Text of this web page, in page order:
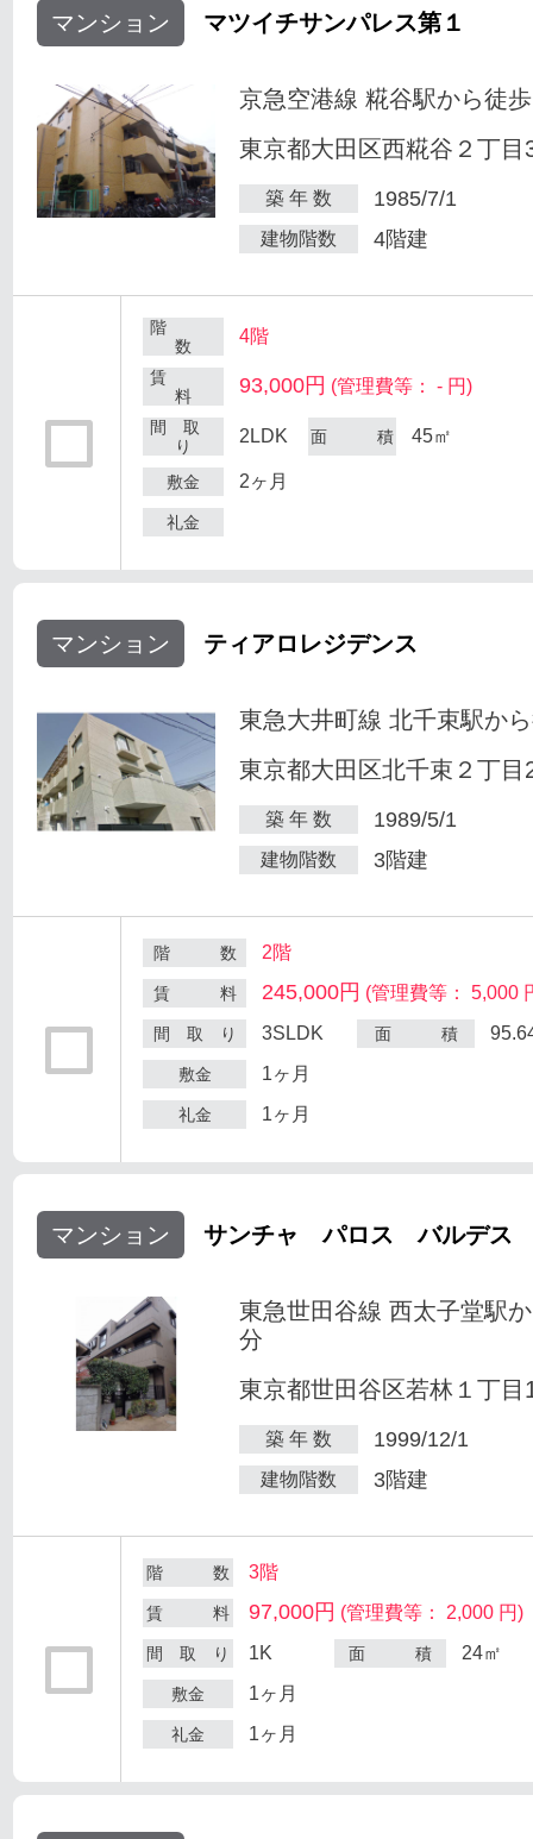
マンション マツイチサンパレス第１
京急空港線 糀谷駅から徒
東京都大田区西糀谷２丁目
築 年 数 1985/7/1
建物階数 4階建
階
数
4階
賃
料
93,000円 (管理費等： - 円)
間 取
り
2LDK 面 積 45㎡
敷金 2ヶ月
礼金
マンション ティアロレジデンス
東急大井町線 北千束駅か
東京都大田区北千束２丁目
築 年 数 1989/5/1
建物階数 3階建
階 数 2階
賃 料 245,000円 (管理費等： 5,000
間 取 り 3SLDK 面 積
敷金 1ヶ月
礼金 1ヶ月
マンション サンチャ パロス バルデス
東急世田谷線 西太子堂駅
分
東京都世田谷区若林１丁目
築 年 数 1999/12/1
建物階数 3階建
階 数 3階
賃 料 97,000円 (管理費等： 2,000 円)
間 取 り 1K 面 積 24㎡
敷金 1ヶ月
礼金 1ヶ月